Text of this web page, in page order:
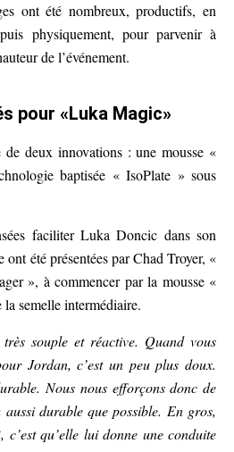
ont été nombreux, productifs, en
physiquement, pour parvenir à
de l’événement.
pour «Luka Magic»
deux innovations : une mousse «
baptisée « IsoPlate » sous
faciliter Luka Doncic dans son
ont été présentées par Chad Troyer, «
», à commencer par la mousse «
semelle intermédiaire.
souple et réactive. Quand vous
Jordan, c’est un peu plus doux.
Nous nous efforçons donc de
durable que possible. En gros,
qu’elle lui donne une conduite